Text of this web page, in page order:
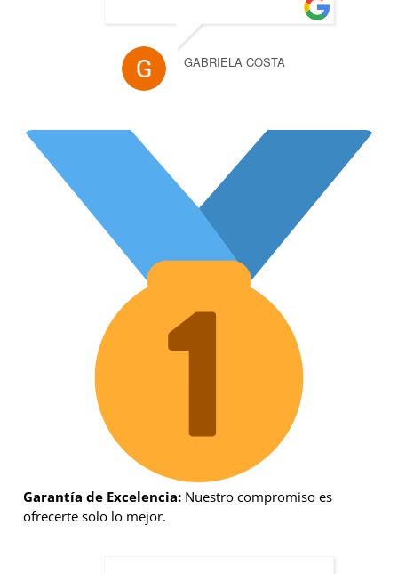
GABRIELA COSTA
Garantía de Excelencia: Nuestro compromiso es
ofrecerte solo lo mejor.